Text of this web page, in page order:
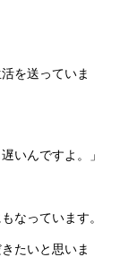
を送っていま
いんですよ。」
なっています。
たいと思いま